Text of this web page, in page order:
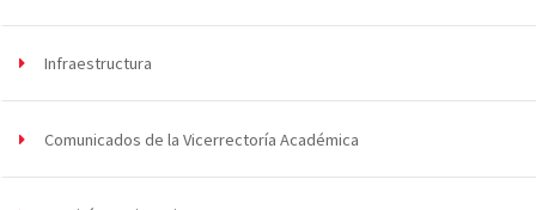
Infraestructura
Comunicados de la Vicerrectoría Académica